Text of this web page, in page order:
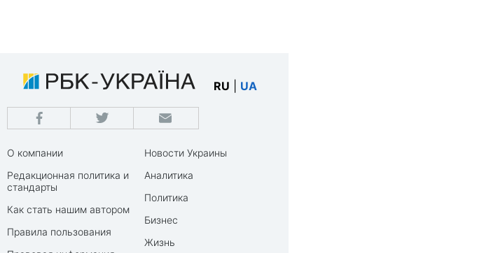
RU UA
О компании
Редакционная политика и
стандарты
Как стать нашим автором
Правила пользования
Новости Украины
Аналитика
Политика
Бизнес
Жизнь